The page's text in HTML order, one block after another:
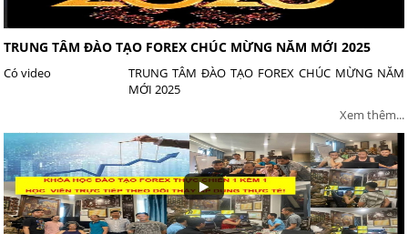
TRUNG TÂM ĐÀO TẠO FOREX CHÚC MỪNG NĂM MỚI 2025
TRUNG TÂM ĐÀO TẠO FOREX CHÚC MỪNG NĂM
MỚI 2025
Có video
Xem thêm...